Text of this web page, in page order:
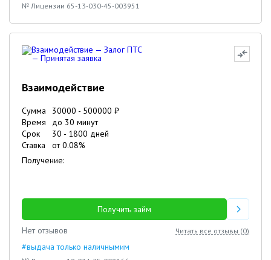
№ Лицензии 65-13-030-45-003951
Взаимодействие
Сумма 30000 - 500000 ₽
Время
до 30 минут
Срок
30 - 1800 дней
Ставка
от0.08%
Получение:
Получить займ
Нет отзывов
Читать все отзывы (0)
#выдача только наличнымим